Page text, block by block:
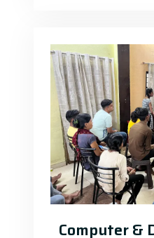
Computer &